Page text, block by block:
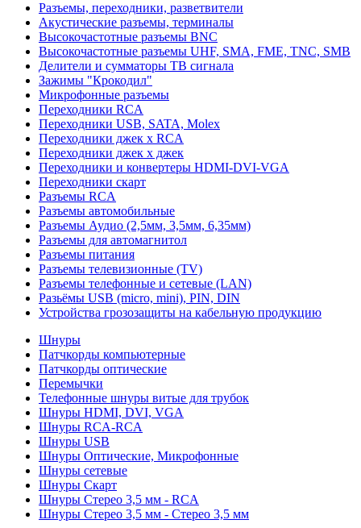
Разъемы, переходники, разветвители
Акустические разъемы, терминалы
Высокочастотные разъемы BNC
Высокочастотные разъемы UHF, SMA, FME, TNC, SMB
Делители и сумматоры ТВ сигнала
Зажимы "Крокодил"
Микрофонные разъемы
Переходники RCA
Переходники USB, SATA, Molex
Переходники джек х RCA
Переходники джек х джек
Переходники и конвертеры HDMI-DVI-VGA
Переходники скарт
Разъемы RCA
Разъемы автомобильные
Разъемы Аудио (2,5мм, 3,5мм, 6,35мм)
Разъемы для автомагнитол
Разъемы питания
Разъемы телевизионные (TV)
Разъемы телефонные и сетевые (LAN)
Разьёмы USB (micro, mini), PIN, DIN
Устройства грозозащиты на кабельную продукцию
Шнуры
Патчкорды компьютерные
Патчкорды оптические
Перемычки
Телефонные шнуры витые для трубок
Шнуры HDMI, DVI, VGA
Шнуры RCA-RCA
Шнуры USB
Шнуры Оптические, Микрофонные
Шнуры сетевые
Шнуры Скарт
Шнуры Стерео 3,5 мм - RCA
Шнуры Стерео 3,5 мм - Стерео 3,5 мм